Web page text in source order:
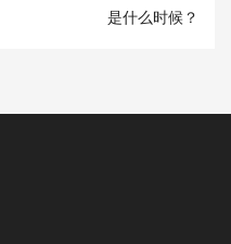
是什么时候？